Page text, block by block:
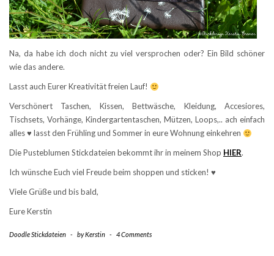
Na, da habe ich doch nicht zu viel versprochen oder? Ein Bild schöner
wie das andere.
Lasst auch Eurer Kreativität freien Lauf!
Verschönert Taschen, Kissen, Bettwäsche, Kleidung, Accesiores,
Tischsets, Vorhänge, Kindergartentaschen, Mützen, Loops,.. ach einfach
alles♥ lasst den Frühling und Sommer in eure Wohnung einkehren
Die Pusteblumen Stickdateien bekommt ihr in meinem Shop HIER.
Ich wünsche Euch viel Freude beim shoppen und sticken! ♥
Viele Grüße und bis bald,
Eure Kerstin
Doodle Stickdateien - byKerstin - 4 Comments